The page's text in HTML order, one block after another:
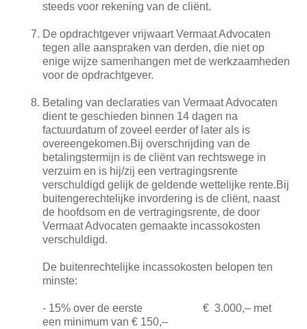
steeds voor rekening van de cliënt.
De opdrachtgever vrijwaart Vermaat Advocaten
tegen alle aanspraken van derden, die niet op
enige wijze samenhangen met de werkzaamheden
voor de opdrachtgever.
Betaling van declaraties van Vermaat Advocaten
dient te geschieden binnen 14 dagen na
factuurdatum of zoveel eerder of later als is
overeengekomen.Bij overschrijding van de
betalingstermijn is de cliënt van rechtswege in
verzuim en is hij/zij een vertragingsrente
verschuldigd gelijk de geldende wettelijke rente.Bij
buitengerechtelijke invordering is de cliënt, naast
de hoofdsom en de vertragingsrente, de door
Vermaat Advocaten gemaakte incassokosten
verschuldigd.
De buitenrechtelijke incassokosten belopen ten
minste:
- 15% over de eerste € 3.000,– met
een minimum van € 150,–